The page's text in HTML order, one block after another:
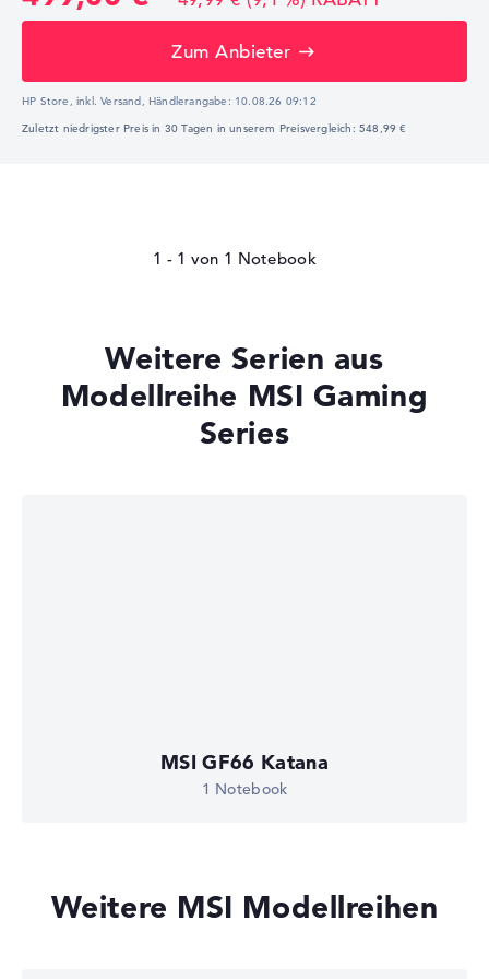
Zum Anbieter
HP Store, inkl. Versand, Händlerangabe: 10.08.26 09:12
Zuletzt niedrigster Preis in 30 Tagen in unserem Preisvergleich: 548,99 €
1 - 1 von 1
Weitere Serien aus
Modellreihe MSI Gaming
Series
MSI GF66 Katana
1 Notebook
Weitere MSI Modellreihen